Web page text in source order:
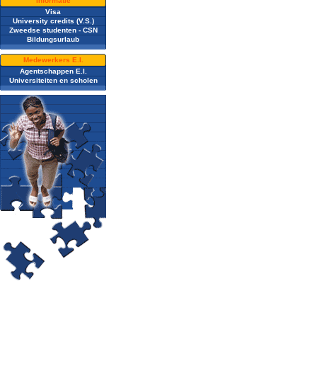
Visa
University credits (V.S.)
Zweedse studenten - CSN
Bildungsurlaub
Medewerkers E.I.
Agentschappen E.I.
Universiteiten en scholen